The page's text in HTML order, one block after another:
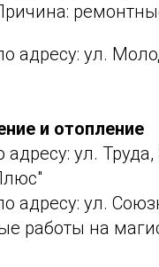
адресу: ул.
и отопление
адресу: ул.
адресу: ул.
работы на